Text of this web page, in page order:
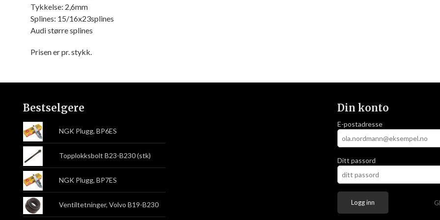
Tykkelse: 2,6mm
Splines: 15/16x23splines
Audi større splines
Prisen er pr. stykk.
Bestselgere
NGK Plugg, BP6ES
Topplokksbolt B23-B230 (stk)
NGK Plugg, BP7ES
Ventiltetninger, Volvo B19-B230
Din konto
E-postadresse
Ditt passord